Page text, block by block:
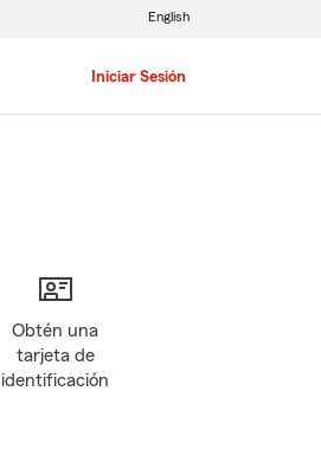
Iniciar Sesión
English
Obtén una
tarjeta de
identificación